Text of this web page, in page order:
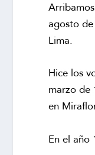
agosto
Lima.
Hice los
marzo de
en
En el año